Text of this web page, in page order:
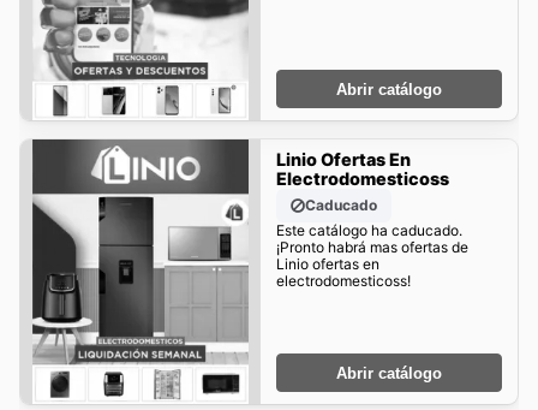
Abrir catálogo
Linio Ofertas En
Electrodomesticoss
Caducado
Este catálogo ha caducado.
¡Pronto habrá mas ofertas de
Linio ofertas en
electrodomesticoss!
Abrir catálogo